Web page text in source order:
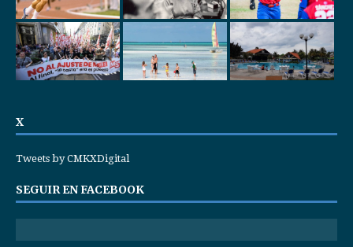
X
Tweets by CMKXDigital
SEGUIR EN FACEBOOK